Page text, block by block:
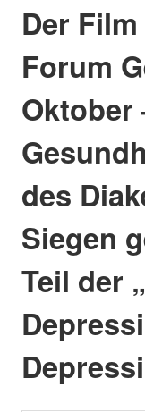
Der
Forum
Oktober
des
Siegen
Teil der